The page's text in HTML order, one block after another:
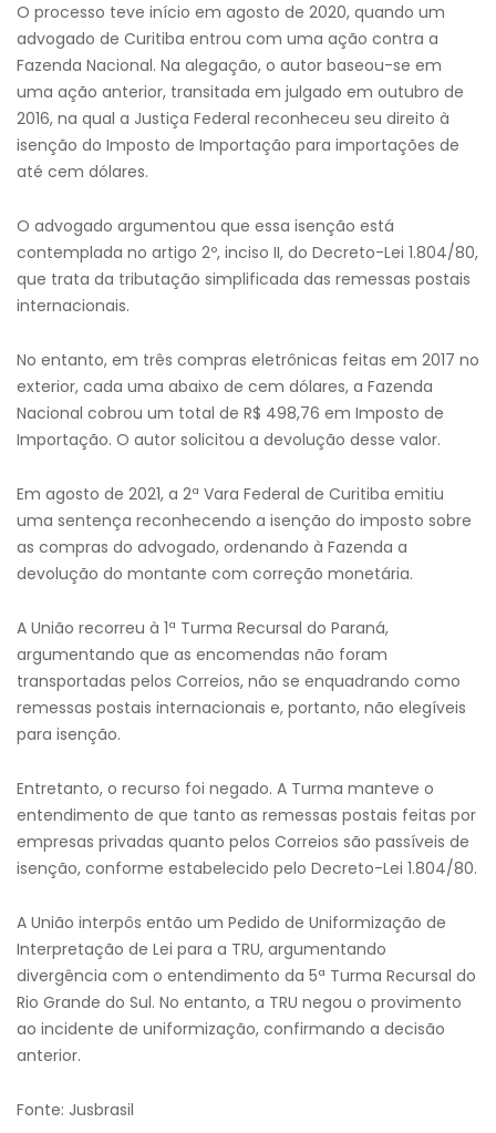
O processo teve início em agosto de 2020, quando um
advogado de Curitiba entrou com uma ação contra a
Fazenda Nacional. Na alegação, o autor baseou-se em
uma ação anterior, transitada em julgado em outubro de
2016, na qual a Justiça Federal reconheceu seu direito à
isenção do Imposto de Importação para importações de
até cem dólares.
O advogado argumentou que essa isenção está
contemplada no artigo 2º, inciso II, do Decreto-Lei 1.804/80,
que trata da tributação simplificada das remessas postais
internacionais.
No entanto, em três compras eletrônicas feitas em 2017 no
exterior, cada uma abaixo de cem dólares, a Fazenda
Nacional cobrou um total de R$ 498,76 em Imposto de
Importação. O autor solicitou a devolução desse valor.
Em agosto de 2021, a 2ª Vara Federal de Curitiba emitiu
uma sentença reconhecendo a isenção do imposto sobre
as compras do advogado, ordenando à Fazenda a
devolução do montante com correção monetária.
A União recorreu à 1ª Turma Recursal do Paraná,
argumentando que as encomendas não foram
transportadas pelos Correios, não se enquadrando como
remessas postais internacionais e, portanto, não elegíveis
para isenção.
Entretanto, o recurso foi negado. A Turma manteve o
entendimento de que tanto as remessas postais feitas por
empresas privadas quanto pelos Correios são passíveis de
isenção, conforme estabelecido pelo Decreto-Lei 1.804/80.
A União interpôs então um Pedido de Uniformização de
Interpretação de Lei para a TRU, argumentando
divergência com o entendimento da 5ª Turma Recursal do
Rio Grande do Sul. No entanto, a TRU negou o provimento
ao incidente de uniformização, confirmando a decisão
anterior.
Fonte: Jusbrasil